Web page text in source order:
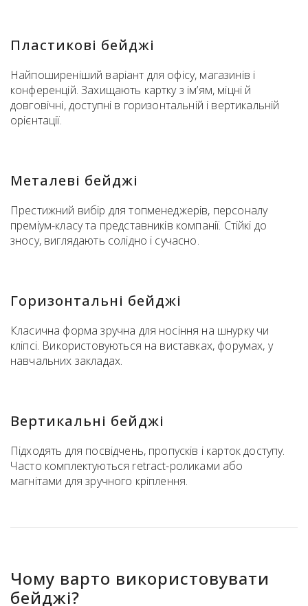
Пластикові бейджі
Найпоширеніший варіант для офісу, магазинів і
конференцій. Захищають картку з ім’ям, міцні й
довговічні, доступні в горизонтальній і вертикальній
орієнтації.
Металеві бейджі
Престижний вибір для топменеджерів, персоналу
преміум-класу та представників компанії. Стійкі до
зносу, виглядають солідно і сучасно.
Горизонтальні бейджі
Класична форма зручна для носіння на шнурку чи
кліпсі. Використовуються на виставках, форумах, у
навчальних закладах.
Вертикальні бейджі
Підходять для посвідчень, пропусків і карток доступу.
Часто комплектуються retract-роликами або
магнітами для зручного кріплення.
Чому варто використовувати
бейджі?